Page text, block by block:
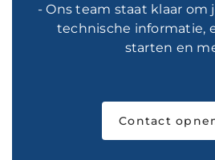
- Ons team staat klaar
technische informatie,
starten en
Contact